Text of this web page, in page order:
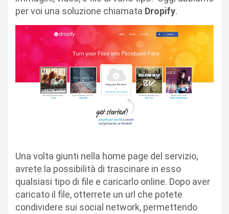
per voi una soluzione chiamata Dropify.
Una volta giunti nella home page del servizio,
avrete la possibilità di trascinare in esso
qualsiasi tipo di file e caricarlo online. Dopo aver
caricato il file, otterrete un url che potete
condividere sui social network, permettendo